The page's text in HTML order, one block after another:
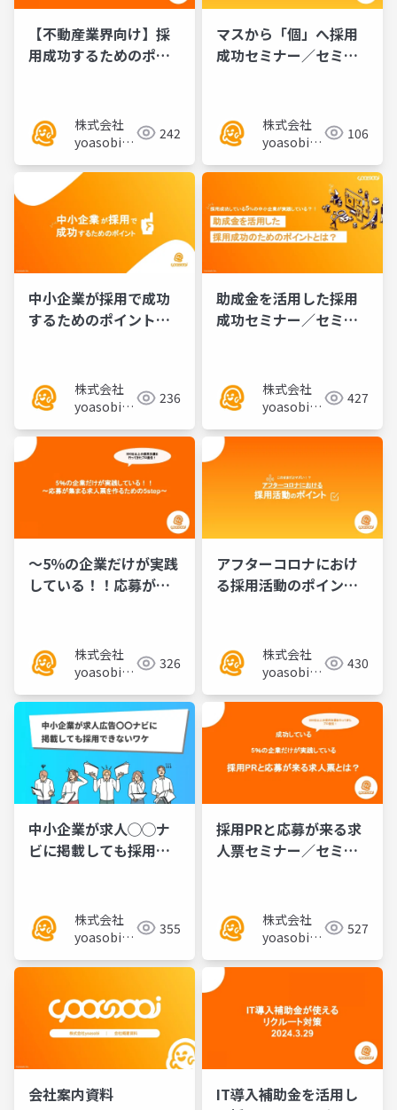
【不動産業界向け】採
用成功するためのポイ
株式会社
yoasobi／
様
242
マスから「個」へ採用
成功セミナー／セミナ
株式会社
yoasobi／
様
106
中小企業が採用で成功
するためのポイント／
株式会社
yoasobi／
様
236
助成金を活用した採用
成功セミナー／セミナ
株式会社
yoasobi／
様
427
〜5％の企業だけが実践
している！！応募が集
株式会社
yoasobi／
様
326
アフターコロナにおけ
る採用活動のポイント
株式会社
yoasobi／
様
430
中小企業が求人◯◯ナ
ビに掲載しても採用で
株式会社
yoasobi／
様
355
採用PRと応募が来る求
人票セミナー／セミナ
株式会社
yoasobi／
様
527
会社案内資料
IT導入補助金を活用し